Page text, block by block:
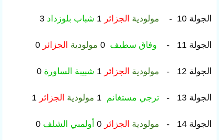
الجولة 10 - مولودية الجزائر شباب بلوزداد
الجولة 11 - وفاق سطيف مولودية الجزائر
الجولة 12 - مولودية الجزائر شبيبة الساورة
الجولة 13 - ترجي مستغانم مولودية الجزائر
الجولة 14 - مولودية الجزائر أولمبي الشلف